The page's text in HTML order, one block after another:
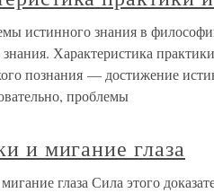
истинного знания в
Характеристика
познания — достижение
проблемы
и мигание глаза
глаза Сила этого